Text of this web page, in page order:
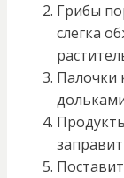
Грибы
слегка
Палочки